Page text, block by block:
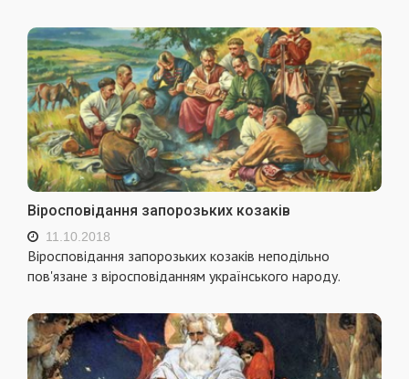
Віросповідання запорозьких козаків
11.10.2018
Віросповідання запорозьких козаків неподільно
пов'язане з віросповіданням українського народу.